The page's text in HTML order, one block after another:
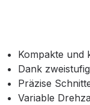
Kompakte und
Dank
Präzise
Variable